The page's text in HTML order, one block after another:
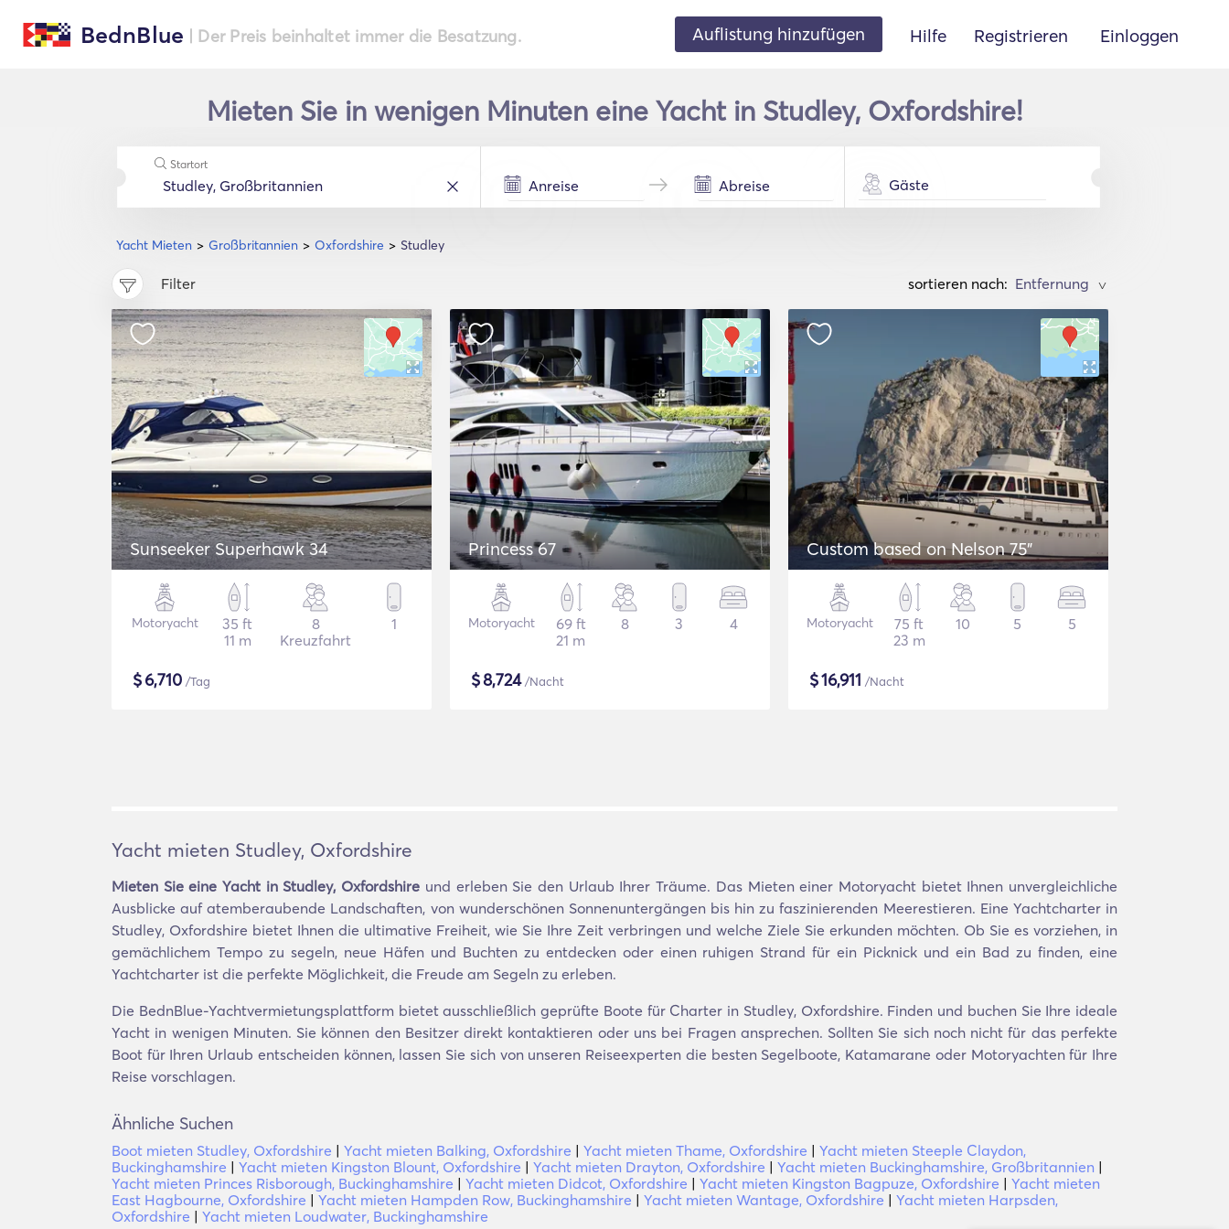
BednBlue | Der Preis beinhaltet immer die Besatzung. Auflistung hinzufügen Hilfe Registrieren Einloggen
Mieten Sie in wenigen Minuten eine Yacht in Studley, Oxfordshire!
Yacht Mieten Großbritannien Oxfordshire Studley
Startort
Gäste
Filter sortieren nach: >
Sunseeker Superhawk 34
Motoryacht
35 ft
11 m
8
Kreuzfahrt
1
$6,710 /Tag
Princess 67
Motoryacht
69 ft
21 m
8 3 4
$8,724/Nacht
Custom based on Nelson 75"
Motoryacht
75 ft
23 m
10 5 5
$16,911 /Nacht
Yacht mieten Studley, Oxfordshire
Mieten Sie eine Yacht in Studley, Oxfordshire und erleben Sie den Urlaub Ihrer Träume. Das Mieten einer Motoryacht bietet Ihnen unvergleichliche
Ausblicke auf atemberaubende Landschaften, von wunderschönen Sonnenuntergängen bis hin zu faszinierenden Meerestieren. Eine Yachtcharter in
Studley, Oxfordshire bietet Ihnen die ultimative Freiheit, wie Sie Ihre Zeit verbringen und welche Ziele Sie erkunden möchten. Ob Sie es vorziehen, in
gemächlichem Tempo zu segeln, neue Häfen und Buchten zu entdecken oder einen ruhigen Strand für ein Picknick und ein Bad zu finden, eine
Yachtcharter ist die perfekte Möglichkeit, die Freude am Segeln zu erleben.
Die BednBlue-Yachtvermietungsplattform bietet ausschließlich geprüfte Boote für Charter in Studley, Oxfordshire. Finden und buchen Sie Ihre ideale
Yacht in wenigen Minuten. Sie können den Besitzer direkt kontaktieren oder uns bei Fragen ansprechen. Sollten Sie sich noch nicht für das perfekte
Boot für Ihren Urlaub entscheiden können, lassen Sie sich von unseren Reiseexperten die besten Segelboote, Katamarane oder Motoryachten für Ihre
Reise vorschlagen.
Ähnliche Suchen
Boot mieten Studley, Oxfordshire | Yacht mieten Balking, Oxfordshire | Yacht mieten Thame, Oxfordshire | Yacht mieten Steeple Claydon,
Buckinghamshire | Yacht mieten Kingston Blount, Oxfordshire | Yacht mieten Drayton, Oxfordshire | Yacht mieten Buckinghamshire, Großbritannien |
Yacht mieten Princes Risborough, Buckinghamshire | Yacht mieten Didcot, Oxfordshire | Yacht mieten Kingston Bagpuze, Oxfordshire | Yacht mieten
East Hagbourne, Oxfordshire | Yacht mieten Hampden Row, Buckinghamshire | Yacht mieten Wantage, Oxfordshire | Yacht mieten Harpsden,
Oxfordshire | Yacht mieten Loudwater, Buckinghamshire